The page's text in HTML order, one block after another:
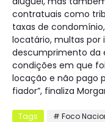
contratuais como
taxas de
locatário, multas
descumprimento da
condições em que
locação e não pago
fiador”, finaliza
Tags # Foco